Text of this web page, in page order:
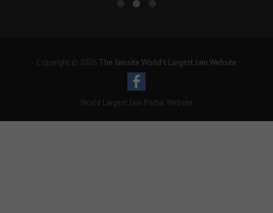
Copyright © 2026 The Jainsite World's Largest Jain Website
World Largest Jain Portal Website